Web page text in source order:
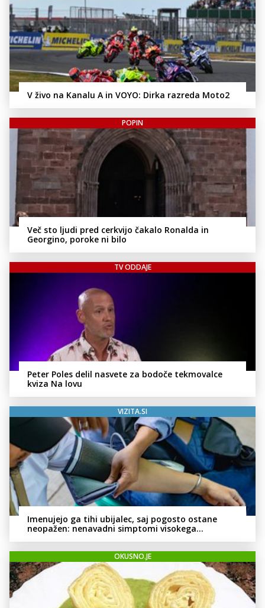
V živo na Kanalu A in VOYO: Dirka razreda Moto2
POPIN
Več sto ljudi pred cerkvijo čakalo Ronalda in
Georgino, poroke ni bilo
TV ODDAJE
Peter Poles delil nasvete za bodoče tekmovalce
kviza Na lovu
VIZITA.SI
Imenujejo ga tihi ubijalec, saj pogosto ostane
neopažen: nenavadni simptomi visokega
OKUSNO.JE